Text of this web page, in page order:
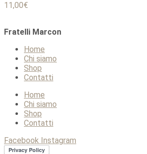
11,00€
Fratelli Marcon
Home
Chi siamo
Shop
Contatti
Home
Chi siamo
Shop
Contatti
Facebook Instagram